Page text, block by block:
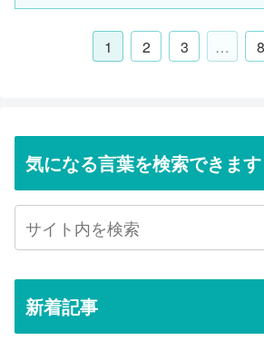
1 2 3 … 8
気になる言葉を検索できます
新着記事